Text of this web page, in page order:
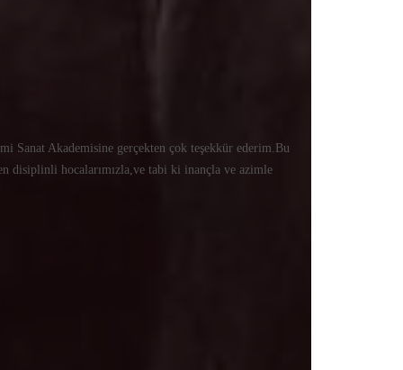
Sanat Akademisine gerçekten çok teşekkür ederim.Bu
disiplinli hocalarımızla,ve tabi ki inançla ve azimle